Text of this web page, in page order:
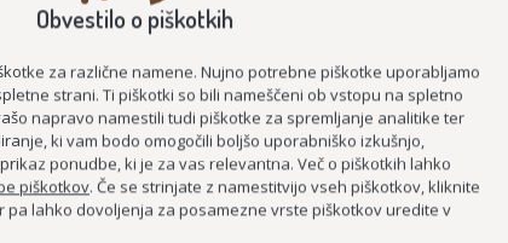
2027
MEDGENERACIJSKO POVEZOVANJE ZA VARNO
STAROST
ČUTIM – ŽIVIM
Obvestilo o piškotkih
za različne namene. Nujno potrebne piškotke uporabljamo
strani. Ti piškotki so bili nameščeni ob vstopu na spletno
napravo namestili tudi piškotke za spremljanje analitike ter
ki vam bodo omogočili boljšo uporabniško izkušnjo,
ponudbe, ki je za vas relevantna. Več o piškotkih lahko
piškotkov. Če se strinjate z namestitvijo vseh piškotkov, kliknite
pa lahko dovoljenja za posamezne vrste piškotkov uredite v